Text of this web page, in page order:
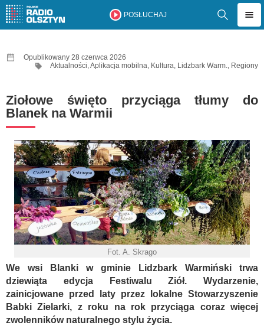
POSŁUCHAJ
Opublikowany 28 czerwca 2026
Aktualności,Aplikacja mobilna, Kultura, Lidzbark Warm., Regiony
Ziołowe święto przyciąga tłumy do
Blanek na Warmii
Fot. A. Skrago
We wsi Blanki w gminie Lidzbark Warmiński trwa
dziewiąta edycja Festiwalu Ziół. Wydarzenie,
zainicjowane przed laty przez lokalne Stowarzyszenie
Babki Zielarki, z roku na rok przyciąga coraz więcej
zwolenników naturalnego stylu życia.